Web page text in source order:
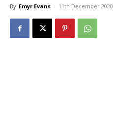
By Emyr Evans - 11th December 2020